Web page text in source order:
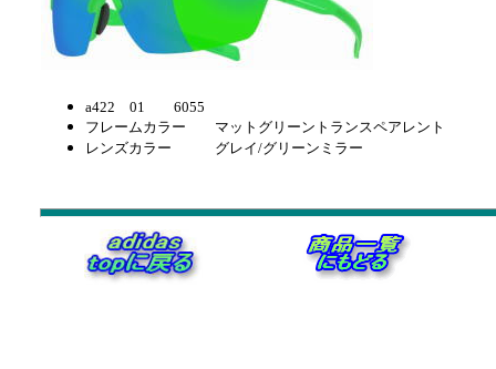
a422 01 6055
フレームカラー マットグリーントランスペアレント
レンズカラー グレイ/グリーンミラー